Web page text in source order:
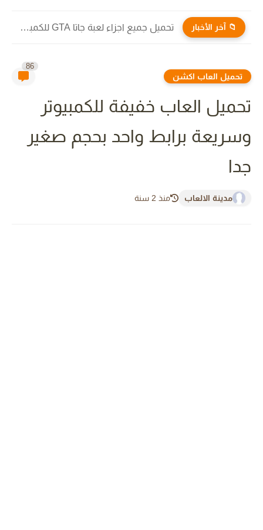
📁 آخر الأخبار تحميل جميع اجزاء لعبة جاتا GTA للكمبيوتر والاندرويد برابط مباشر...
تحميل العاب اكشن
86
تحميل العاب خفيفة للكمبيوتر
وسريعة برابط واحد بحجم صغير
جدا
مدينة الالعاب منذ 2 سنة